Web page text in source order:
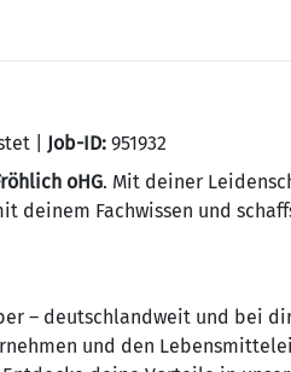
| Job-ID: 951932
oHG. Mit deiner
deinem Fachwissen und
– deutschlandweit und bei
und den